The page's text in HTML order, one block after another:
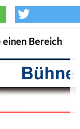
Bereich